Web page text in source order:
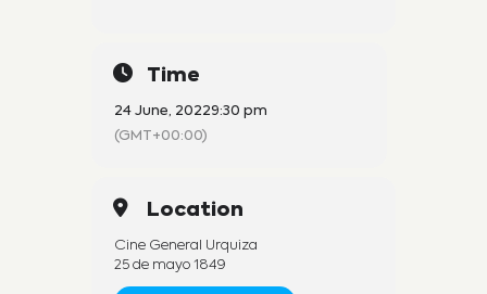
Time
24 June, 20229:30 pm
(GMT+00:00)
Location
Cine General Urquiza
25 de mayo 1849